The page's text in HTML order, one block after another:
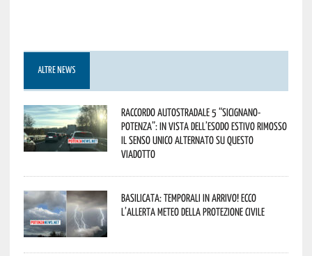
ALTRE NEWS
Raccordo Autostradale 5 “Sicignano-
Potenza”: in vista dell’esodo estivo rimosso
il senso unico alternato su questo
viadotto
Basilicata: temporali in arrivo! Ecco
l’allerta meteo della Protezione civile